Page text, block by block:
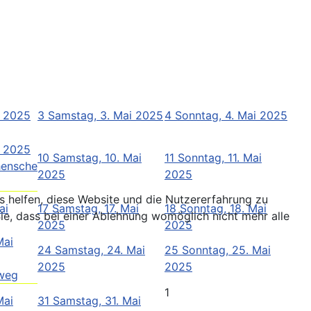
2025 3 Samstag, 3. Mai 2025 4 Sonntag, 4. Mai 2025
2025
10 Samstag, 10. Mai
2025
11 Sonntag, 11. Mai
2025
17 Samstag, 17. Mai
2025
18 Sonntag, 18. Mai
2025
24 Samstag, 24. Mai
2025
25 Sonntag, 25. Mai
2025
31 Samstag, 31. Mai
1
helfen, diese Website und die Nutzererfahrung zu
dass bei einer Ablehnung womöglich nicht mehr alle